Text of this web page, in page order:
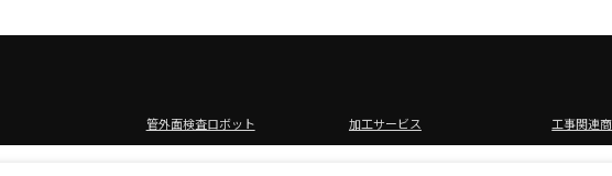
管外面検査ロボット 加工サービス 工事関連